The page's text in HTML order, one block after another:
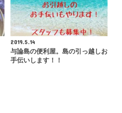
2019.5.14
与論島の便利屋。島の引っ越しお
手伝いします！！